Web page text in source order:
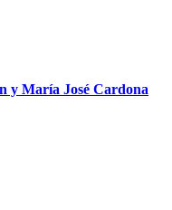
y María José Cardona